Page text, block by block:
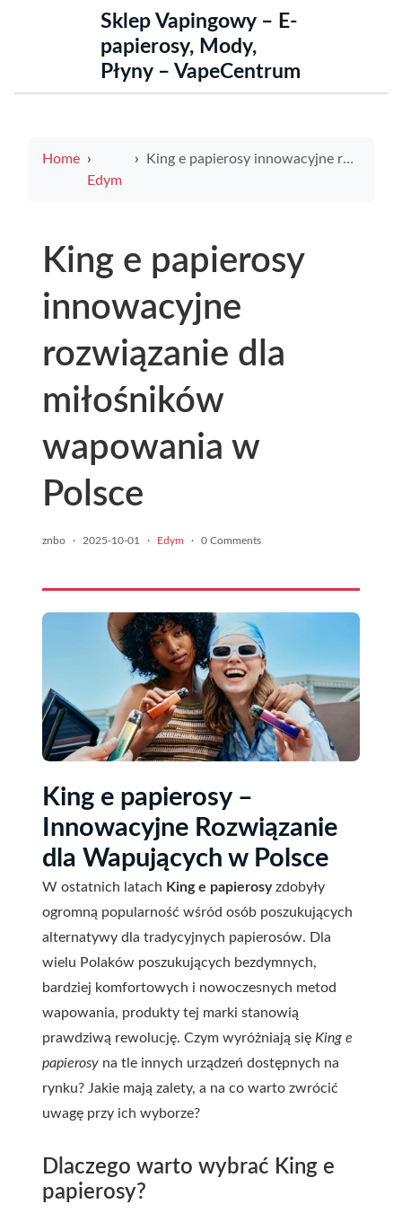
Sklep Vapingowy – E-
papierosy, Mody,
Płyny – VapeCentrum
Home
Edym
King e papierosy innowacyjne rozwiązanie dla miłośników wapowania w Polsce
King e papierosy
innowacyjne
rozwiązanie dla
miłośników
wapowania w
Polsce
znbo · 2025-10-01 · Edym · 0 Comments
King e papierosy –
Innowacyjne Rozwiązanie
dla Wapujących w Polsce
W ostatnich latach King e papierosyzdobyły
ogromną popularność wśród osób poszukujących
alternatywy dla tradycyjnych papierosów. Dla
wielu Polaków poszukujących bezdymnych,
bardziej komfortowych i nowoczesnych metod
wapowania, produkty tej marki stanowią
prawdziwą rewolucję. Czym wyróżniają się King e
papierosy na tle innych urządzeń dostępnych na
rynku? Jakie mają zalety, a na co warto zwrócić
uwagę przy ich wyborze?
Dlaczego warto wybrać King e
papierosy?